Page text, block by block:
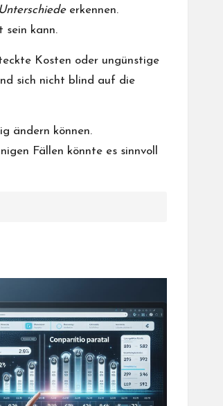
Unterschiedeerkennen.
sein kann.
Kosten oder ungünstige
sich nicht blind auf die
ändern können.
Fällen könnte es sinnvoll